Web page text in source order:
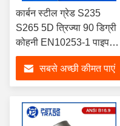
कार्बन स्टील ग्रेड S235
S265 5D त्रिज्या 90 डिग्री
कोहनी EN10253-1 पाइप
फिटिंग कोहनी
सबसे अच्छी कीमत पाएं